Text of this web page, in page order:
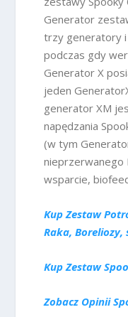
Generator
trzy generatory i
podczas gdy
Generator X
jeden
generator XM
napędzania
(w tym
nieprzerwanego
wsparcie,
Kup Zestaw
Raka,
Kup Zestaw
Zobacz Opinii